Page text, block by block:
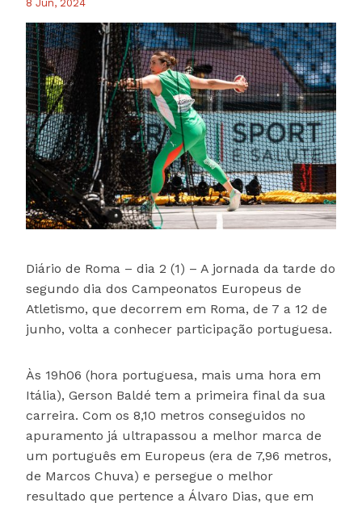
8 Jun, 2024
Diário de Roma – dia 2 (1) – A jornada da tarde do
segundo dia dos Campeonatos Europeus de
Atletismo, que decorrem em Roma, de 7 a 12 de
junho, volta a conhecer participação portuguesa.
Às 19h06 (hora portuguesa, mais uma hora em
Itália), Gerson Baldé tem a primeira final da sua
carreira. Com os 8,10 metros conseguidos no
apuramento já ultrapassou a melhor marca de
um português em Europeus (era de 7,96 metros,
de Marcos Chuva) e persegue o melhor
resultado que pertence a Álvaro Dias, que em